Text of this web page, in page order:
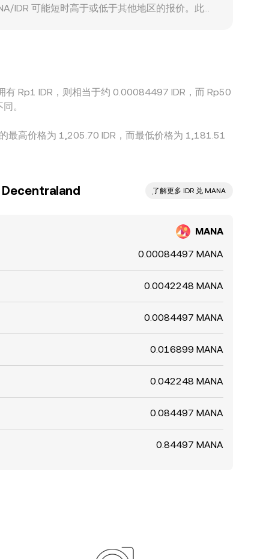
IDR 可能短时高于或低于其他地区的报价。此
Rp1 IDR，则相当于约 0.00084497 IDR，而 Rp50
。
最高价格为 1,205.70 IDR，而最低价格为 1,181.51
Decentraland ִִִִִִִִִִִִִִִִִִִִִִִִִִִִִִִִִִִִִִִִִִִִִִִ了解更多 IDR 兑 MANA
MANA
0.00084497 MANA
0.0042248 MANA
0.0084497 MANA
0.016899 MANA
0.042248 MANA
0.084497 MANA
0.84497 MANA